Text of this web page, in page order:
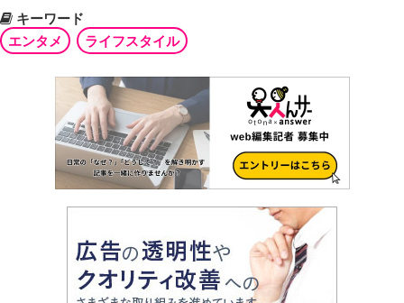
キーワード
エンタメ
ライフスタイル